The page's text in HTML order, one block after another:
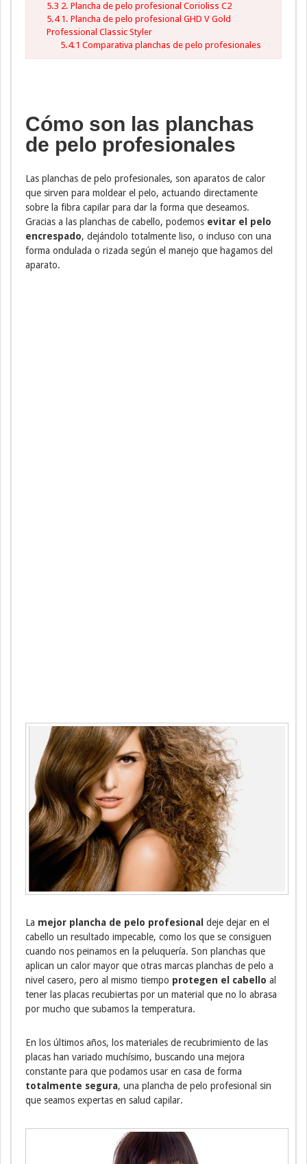
5.3 2. Plancha de pelo profesional Corioliss C2
5.41. Plancha de pelo profesional GHD V Gold
Professional Classic Styler
5.4.1 Comparativa planchas de pelo profesionales
Cómo son las planchas
de pelo profesionales
Las planchas de pelo profesionales, son aparatos de calor
que sirven para moldear el pelo, actuando directamente
sobre la fibra capilar para dar la forma que deseamos.
Gracias a las planchas de cabello, podemos evitar el pelo
encrespado, dejándolo totalmente liso, o incluso con una
forma ondulada o rizada según el manejo que hagamos del
aparato.
La mejor plancha de pelo profesional deje dejar en el
cabello un resultado impecable, como los que se consiguen
cuando nos peinamos en la peluquería. Son planchas que
aplican un calor mayor que otras marcas planchas de pelo a
nivel casero, pero al mismo tiempo protegen el cabello al
tener las placas recubiertas por un material que no lo abrasa
por mucho que subamos la temperatura.
En los últimos años, los materiales de recubrimiento de las
placas han variado muchísimo, buscando una mejora
constante para que podamos usar en casa de forma
totalmente segura, una plancha de pelo profesional sin
que seamos expertas en salud capilar.